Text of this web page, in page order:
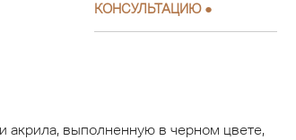
КОНСУЛЬТАЦИЮ ●
акрила, выполненную в черном цвете,